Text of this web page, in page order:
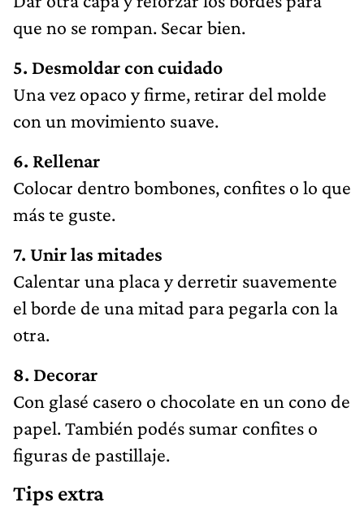
que no se rompan. Secar bien.
5. Desmoldar con cuidado
Una vez opaco y firme, retirar del molde
con un movimiento suave.
6. Rellenar
Colocar dentro bombones, confites o lo que
más te guste.
7. Unir las mitades
Calentar una placa y derretir suavemente
el borde de una mitad para pegarla con la
otra.
8. Decorar
Con glasé casero o chocolate en un cono de
papel. También podés sumar confites o
figuras de pastillaje.
Tips extra